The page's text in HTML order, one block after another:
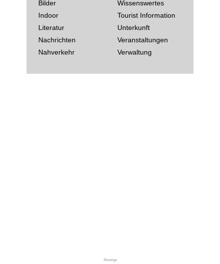
Bilder
Indoor
Literatur
Nachrichten
Nahverkehr
Wissenswertes
Tourist Information
Unterkunft
Veranstaltungen
Verwaltung
Anzeige